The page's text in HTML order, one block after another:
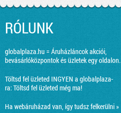
RÓLUNK
globalplaza.hu = Áruházláncok akciói,
bevásárlóközpontok és üzletek egy oldalon.
Töltsd fel üzleted INGYEN a globalplaza-
ra:Töltsd fel üzleted még ma!
Ha webáruházad van, így tudsz felkerülni »